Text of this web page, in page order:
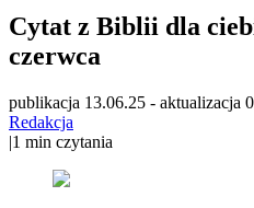
Cytat z Biblii dla
czerwca
publikacja 13.06.25 - aktualizacja
Redakcja
|1 min czytania